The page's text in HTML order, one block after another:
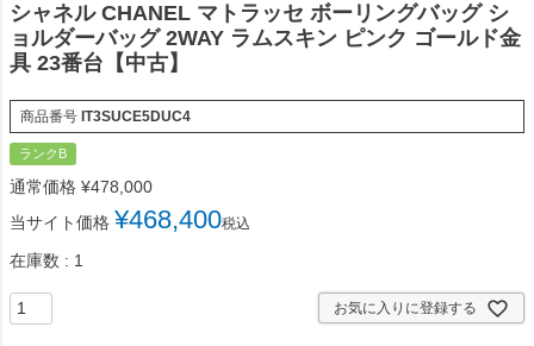
シャネル CHANEL マトラッセ ボーリングバッグ シ
ョルダーバッグ 2WAY ラムスキン ピンク ゴールド金
具 23番台【中古】
商品番号 IT3SUCE5DUC4
ランクB
通常価格 ¥478,000
当サイト価格 ¥468,400税込
在庫数 1
お気に入りに登録する